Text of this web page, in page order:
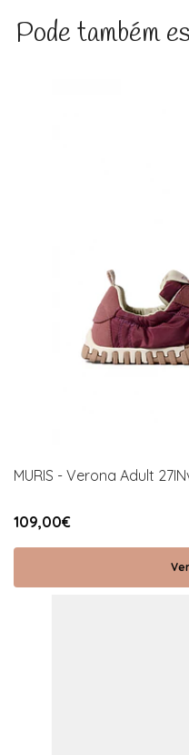
Pode também
MURIS - Verona Adult
109,00€